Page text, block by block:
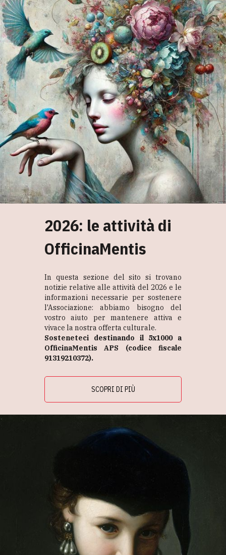
2026: le attività di
OfficinaMentis
In questa sezione del sito si trovano
notizie relative alle attività del 2026 e le
informazioni necessarie per sostenere
l'Associazione: abbiamo bisogno del
vostro aiuto per mantenere attiva e
vivace la nostra offerta culturale.
Sosteneteci destinando il 5x1000 a
OfficinaMentis APS (codice fiscale
91319210372).
SCOPRI DI PIÙ